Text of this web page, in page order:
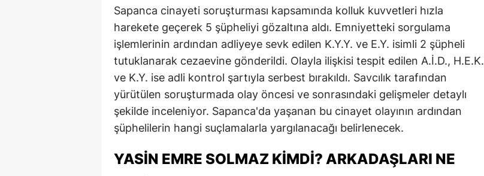
Sapanca cinayeti soruşturması kapsamında kolluk kuvvetleri hızla
harekete geçerek 5 şüpheliyi gözaltına aldı. Emniyetteki sorgulama
işlemlerinin ardından adliyeye sevk edilen K.Y.Y. ve E.Y. isimli 2 şüpheli
tutuklanarak cezaevine gönderildi. Olayla ilişkisi tespit edilen A.İ.D., H.E.K.
ve K.Y. ise adli kontrol şartıyla serbest bırakıldı. Savcılık tarafından
yürütülen soruşturmada olay öncesi ve sonrasındaki gelişmeler detaylı
şekilde inceleniyor. Sapanca'da yaşanan bu cinayet olayının ardından
şüphelilerin hangi suçlamalarla yargılanacağı belirlenecek.
YASIN EMRE SOLMAZ KIMDI? ARKADAŞLARI NE